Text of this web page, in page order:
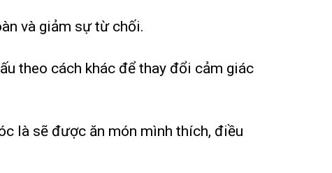
và giảm sự từ chối.
theo cách khác để thay đổi cảm giác
là sẽ được ăn món mình thích, điều